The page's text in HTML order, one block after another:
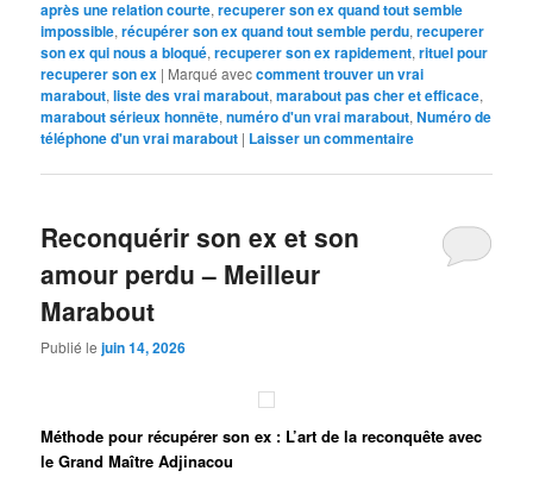
après une relation courte,recuperer son ex quand tout semble
impossible,récupérer son ex quand tout semble perdu,recuperer
son ex qui nous a bloqué,recuperer son ex rapidement,rituel pour
recuperer son ex | Marqué aveccomment trouver un vrai
marabout,liste des vrai marabout,marabout pas cher et efficace,
marabout sérieux honnête,numéro d'un vrai marabout,Numéro de
téléphone d'un vrai marabout | Laisser un commentaire
Reconquérir son ex et son
amour perdu – Meilleur
Marabout
Publié lejuin 14, 2026
Méthode pour récupérer son ex : L’art de la reconquête avec
le Grand Maître Adjinacou